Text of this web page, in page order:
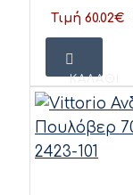
Τιμή 60.02€
ΚΑΛΆΘΙ